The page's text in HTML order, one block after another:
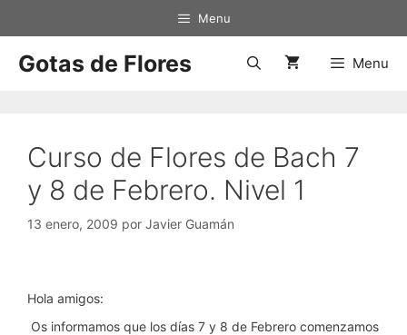
Menu
Gotas de Flores Menu
Curso de Flores de Bach 7
y 8 de Febrero. Nivel 1
13 enero, 2009 por Javier Guamán
Hola amigos:
Os informamos que los días 7 y 8 de Febrero comenzamos